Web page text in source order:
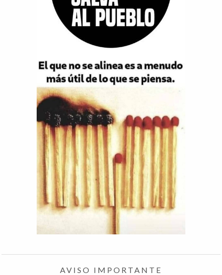
AVISO IMPORTANTE